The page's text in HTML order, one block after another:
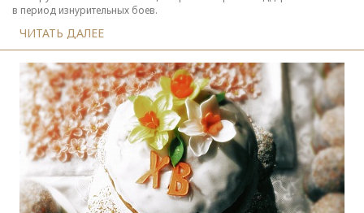
в период изнурительных боев.
ЧИТАТЬ ДАЛЕЕ